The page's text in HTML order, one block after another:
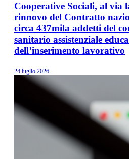
Cooperative Sociali, al via
rinnovo del Contratto
circa 437mila addetti del
sanitario assistenziale
dell’inserimento lavorativo
24 luglio 2026